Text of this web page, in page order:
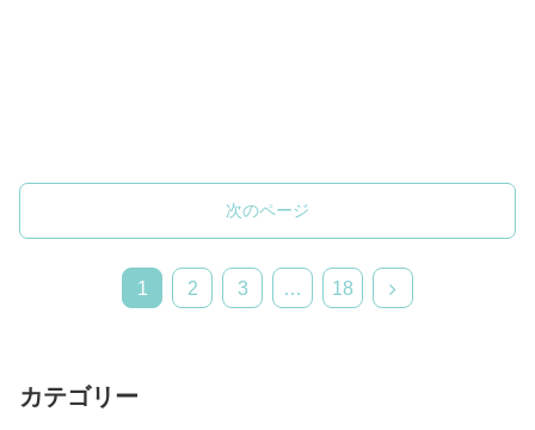
次のページ
1 2 3 … 18
次
カテゴリー